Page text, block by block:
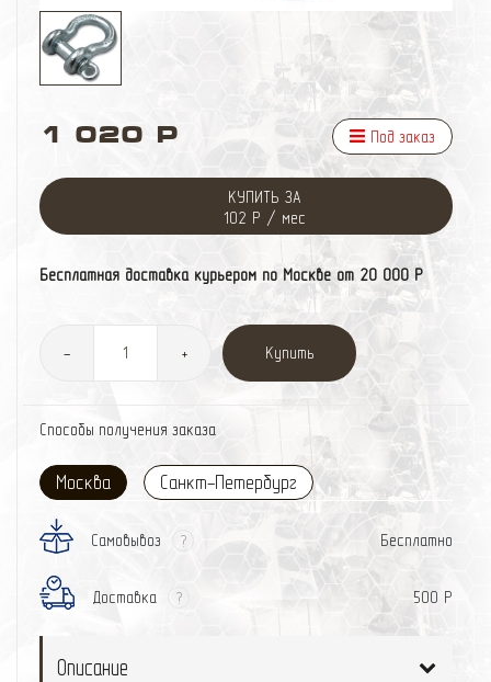
1 020 Р Под заказ
КУПИТЬ ЗА
102 Р / мес
Бесплатная доставка курьером по Москве от 20 000 Р
- + Купить
Способы получения заказа
Москва Санкт-Петербург
Самовывоз ? Бесплатно
Доставка ? 500 Р
Описание